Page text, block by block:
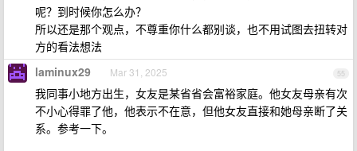
呢？到时候你怎么办？
所以还是那个观点，不尊重你什么都别谈，也不用试图去扭转对
方的看法想法
55
laminux29 Mar 31, 2025
我同事小地方出生，女友是某省省会富裕家庭。他女友母亲有次
不小心得罪了他，他表示不在意，但他女友直接和她母亲断了关
系。参考一下。